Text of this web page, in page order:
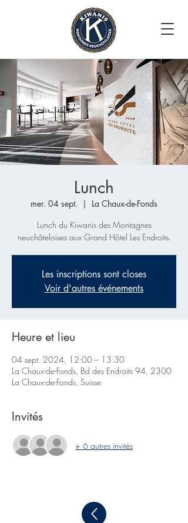
Lunch
mer. 04 sept.
  |
La Chaux-de-Fonds
Lunch du Kiwanis des Montagnes
neuchâteloises aux Grand Hôtel Les Endroits.
Les inscriptions sont closes
Voir d'autres événements
Heure et lieu
04 sept. 2024, 12:00 – 13:30
La Chaux-de-Fonds, Bd des Endroits 94, 2300
La Chaux-de-Fonds, Suisse
Invités
+ 6 autres invités